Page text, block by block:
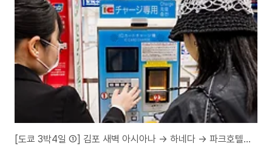
전문영업시간 : 매장마다 상이, 대체로 오전~오후 이른 시간 (수요일 휴무 매장
多)*가격 정보는 방문 당시 기준 / 변동 가능 츠키지 장외시장 골목 도착하자마
자 골목 특..
[도쿄 3박4일 ①] 김포 새벽 아시아나 → 하네다 → 파크호텔 도쿄까지